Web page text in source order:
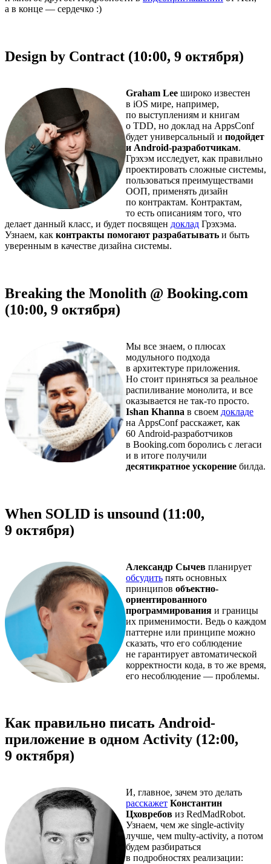
а в конце — сердечко :)
Design by Contract (10:00, 9 октября)
Graham Lee широко известен
в iOS мире, например,
по выступлениям и книгам
о TDD, но доклад на AppsConf
будет универсальный и подойдет
и Android-разработчикам.
Грэхэм исследует, как правильно
проектировать сложные системы,
пользоваться преимуществами
ООП, применять дизайн
по контрактам. Контрактам,
то есть описаниям того, что
делает данный класс, и будет посвящен доклад Грэхэма.
Узнаем, как контракты помогают разрабатывать и быть
уверенным в качестве дизайна системы.
Breaking the Monolith @ Booking.com
(10:00, 9 октября)
Мы все знаем, о плюсах
модульного подхода
в архитектуре приложения.
Но стоит приняться за реальное
распиливание монолита, и все
оказывается не так-то просто.
Ishan Khanna в своем докладе
на AppsConf расскажет, как
60 Android-разработчиков
в Booking.com боролись с легаси
и в итоге получили
десятикратное ускорение билда.
When SOLID is unsound (11:00,
9 октября)
Александр Сычев планирует
обсудить пять основных
принципов объектно-
ориентированного
программирования и границы
их применимости. Ведь о каждом
паттерне или принципе можно
сказать, что его соблюдение
не гарантирует автоматической
корректности кода, в то же время,
его несоблюдение — проблемы.
Как правильно писать Android-
приложение в одном Activity (12:00,
9 октября)
И, главное, зачем это делать
расскажет Константин
Цховребов из RedMadRobot.
Узнаем, чем же single-activity
лучше, чем multy-activity, а потом
будем разбираться
в подробностях реализации: